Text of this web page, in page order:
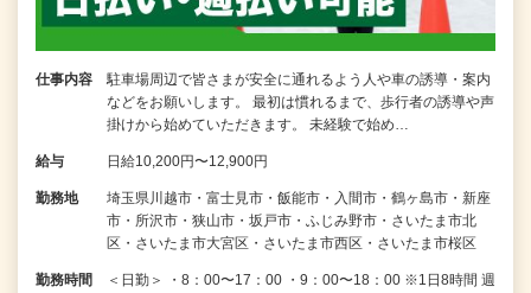
仕事内容
駐車場周辺で皆さまが安全に通れるよう人や車の誘導・案内
などをお願いします。 最初は慣れるまで、歩行者の誘導や声
掛けから始めていただきます。 未経験で始め…
給与 日給10,200円〜12,900円
勤務地
埼玉県川越市・富士見市・飯能市・入間市・鶴ヶ島市・新座
市・所沢市・狭山市・坂戸市・ふじみ野市・さいたま市北
区・さいたま市大宮区・さいたま市西区・さいたま市桜区
勤務時間
＜日勤＞ ・8：00〜17：00 ・9：00〜18：00 ※1日8時間 週